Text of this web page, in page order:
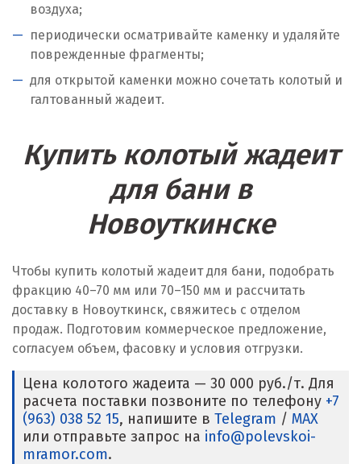
воздуха;
периодически осматривайте каменку и удаляйте
поврежденные фрагменты;
для открытой каменки можно сочетать колотый и
галтованный жадеит.
Купить колотый жадеит
для бани в
Новоуткинске
Чтобы купить колотый жадеит для бани, подобрать
фракцию 40–70 мм или 70–150 мм и рассчитать
доставку в Новоуткинск, свяжитесь с отделом
продаж. Подготовим коммерческое предложение,
согласуем объем, фасовку и условия отгрузки.
Цена колотого жадеита — 30 000 руб./т. Для
расчета поставки позвоните по телефону +7
(963) 038 52 15, напишите в Telegram / MAX
или отправьте запрос на info@polevskoi-
mramor.com.